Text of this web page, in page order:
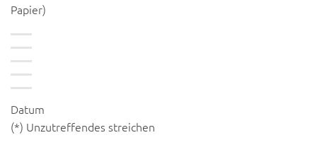
Papier)
Datum
(*) Unzutreffendes streichen